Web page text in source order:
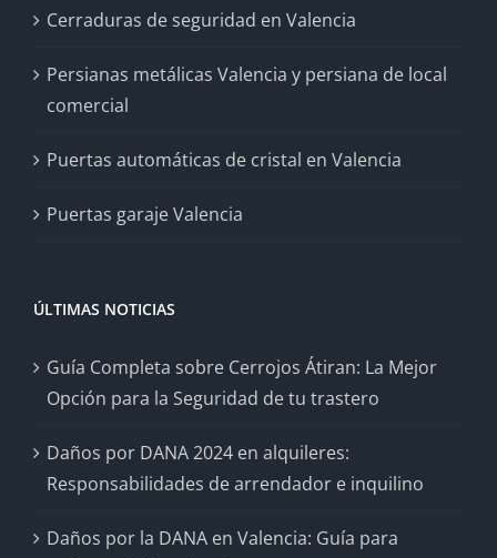
Cerraduras de seguridad en Valencia
Persianas metálicas Valencia y persiana de local
comercial
Puertas automáticas de cristal en Valencia
Puertas garaje Valencia
ÚLTIMAS NOTICIAS
Guía Completa sobre Cerrojos Átiran: La Mejor
Opción para la Seguridad de tu trastero
Daños por DANA 2024 en alquileres:
Responsabilidades de arrendador e inquilino
Daños por la DANA en Valencia: Guía para